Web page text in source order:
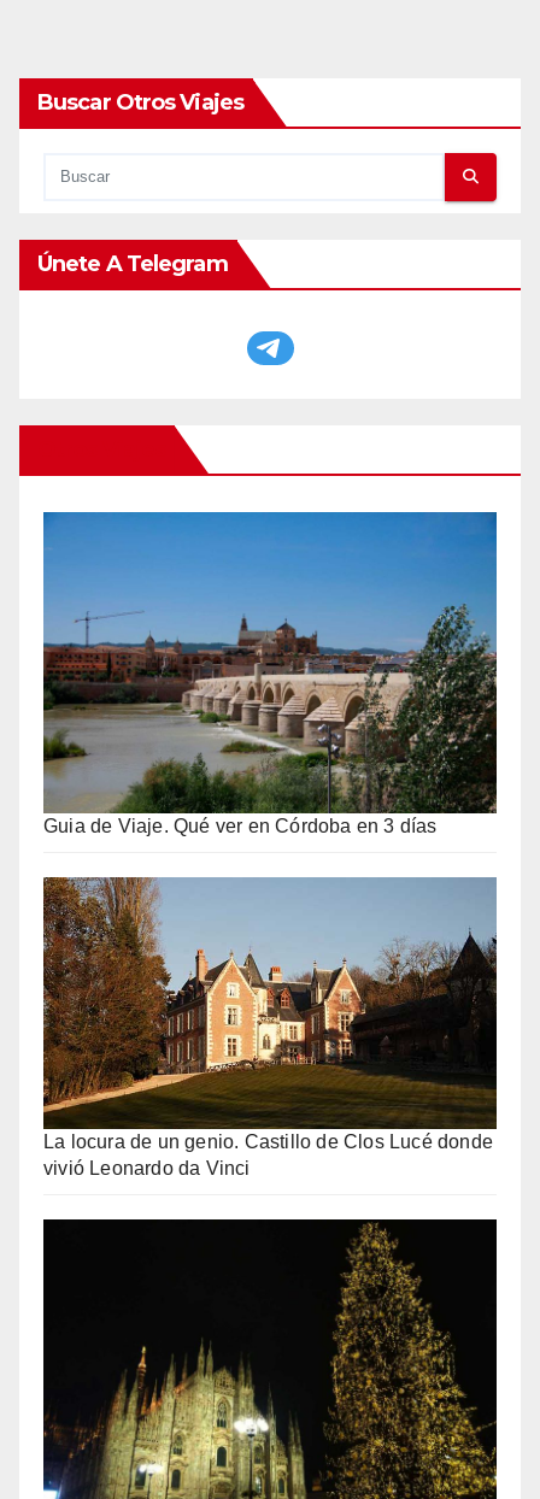
Buscar Otros Viajes
Únete A Telegram
Guia de Viaje. Qué ver en Córdoba en 3 días
La locura de un genio. Castillo de Clos Lucé donde
vivió Leonardo da Vinci